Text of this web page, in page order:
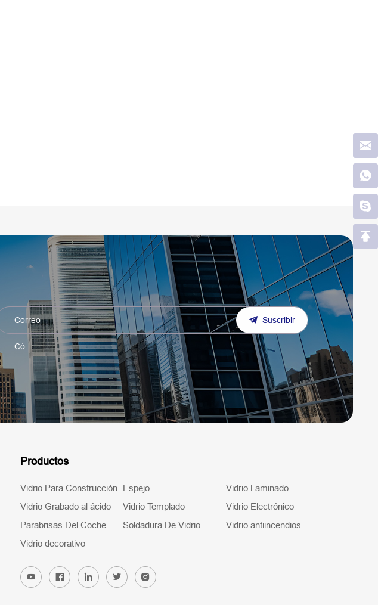
Suscribir
Productos
Vidrio Para Construcción Espejo
Vidrio Laminado
Vidrio Grabado al ácido
Vidrio Templado
Vidrio Electrónico
Parabrisas Del Coche
Soldadura De Vidrio
Vidrio antiincendios
Vidrio decorativo